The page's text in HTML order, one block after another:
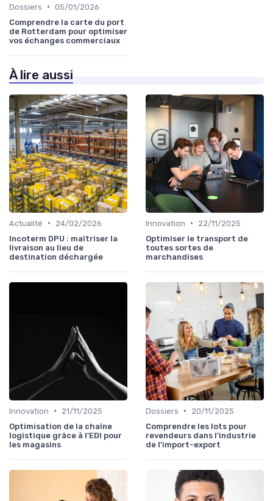
Dossiers • 05/01/2026
Comprendre la carte du port
de Rotterdam pour optimiser
vos échanges commerciaux
À lire aussi
Actualité •
24/02/2026
Incoterm DPU : maîtriser la
livraison au lieu de
destination déchargée
Innovation •
22/11/2025
Optimiser le transport de
toutes sortes de
marchandises
Innovation •
21/11/2025
Optimisation de la chaîne
logistique grâce à l'EDI pour
les magasins
Dossiers •
20/11/2025
Comprendre les lots pour
revendeurs dans l'industrie
de l'import-export